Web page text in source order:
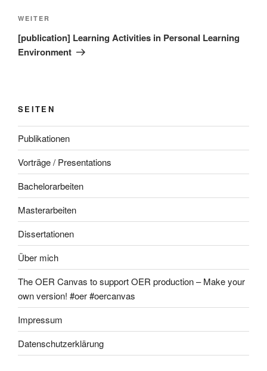
Nächster
Beitrag
WEITER
[publication] Learning Activities in Personal Learning
Environment
SEITEN
Publikationen
Vorträge / Presentations
Bachelorarbeiten
Masterarbeiten
Dissertationen
Über mich
The OER Canvas to support OER production – Make your
own version! #oer #oercanvas
Impressum
Datenschutzerklärung